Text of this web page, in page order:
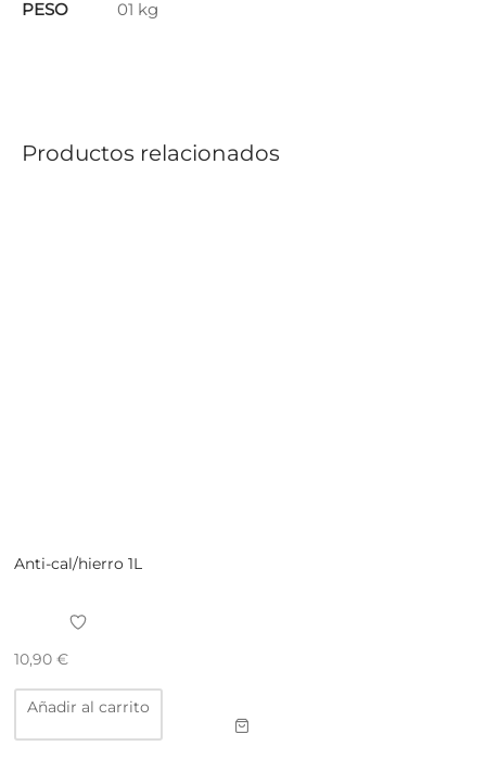
PESO 01 kg
Productos relacionados
Anti-cal/hierro 1L
10,90 €
Añadir al carrito